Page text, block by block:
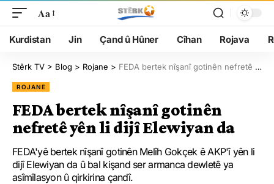
Aa
Kurdistan Jin Çand û Hûner Cîhan Rojava
Stêrk TV > Blog > Rojane > FEDA bertek nîşanî gotinên nefretê yên li dijî Elewiyan da
ROJANE
FEDA bertek nîşanî gotinên
nefretê yên li dijî Elewiyan da
FEDA'yê bertek nîşanî gotinên Melîh Gokçek ê AKP'î yên li
dijî Elewiyan da û bal kişand ser armanca dewletê ya
asîmîlasyon û qirkirina çandî.